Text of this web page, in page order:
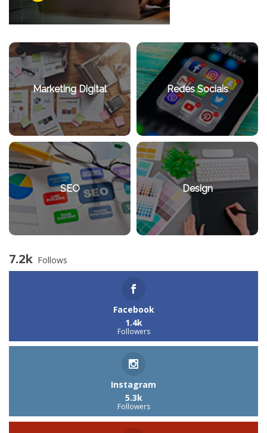
Marketing Digital Redes Sociais
SEO Design
7.2k Follows
Facebook
1.4k
Followers
Instagram
5.3k
Followers